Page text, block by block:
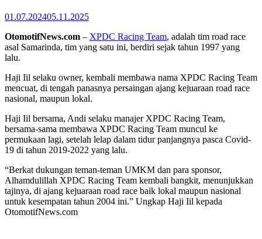
01.07.202405.11.2025
OtomotifNews.com – XPDC Racing Team, adalah tim road race
asal Samarinda, tim yang satu ini, berdiri sejak tahun 1997 yang
lalu.
Haji Iil selaku owner, kembali membawa nama XPDC Racing Team
mencuat, di tengah panasnya persaingan ajang kejuaraan road race
nasional, maupun lokal.
Haji Iil bersama, Andi selaku manajer XPDC Racing Team,
bersama-sama membawa XPDC Racing Team muncul ke
permukaan lagi, setelah lelap dalam tidur panjangnya pasca Covid-
19 di tahun 2019-2022 yang lalu.
“Berkat dukungan teman-teman UMKM dan para sponsor,
Alhamdulillah XPDC Racing Team kembali bangkit, menunjukkan
tajinya, di ajang kejuaraan road race baik lokal maupun nasional
untuk kesempatan tahun 2004 ini.” Ungkap Haji Iil kepada
OtomotifNews.com